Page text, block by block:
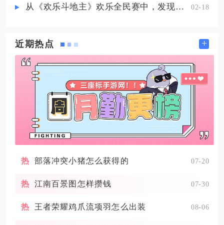
从《欢乐斗地主》欢乐全民赛中，发现拓盘全民电竞的新蓝海 02-18
近期热点 +
部落冲突小猪怎么获得的 07-20
江南百景图怎样攒钱 07-30
王者荣耀鸡爪流项羽怎么出装 08-06